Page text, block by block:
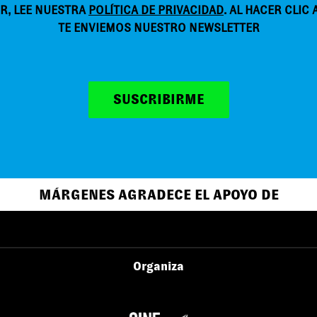
LEE NUESTRA POLÍTICA DE PRIVACIDAD. AL HACER CLIC
TE ENVIEMOS NUESTRO NEWSLETTER
SUSCRIBIRME
MÁRGENES AGRADECE EL APOYO DE
Organiza